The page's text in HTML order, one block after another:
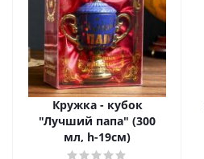
Кружка - кубок
"Лучший папа" (300
мл, h-19см)